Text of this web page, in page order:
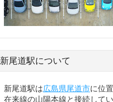
新尾道駅について
新尾道駅は広島県尾道市に位
在来線の山陽本線と接続して